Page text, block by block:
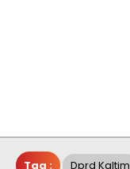
Tag : Dprd Kaltim